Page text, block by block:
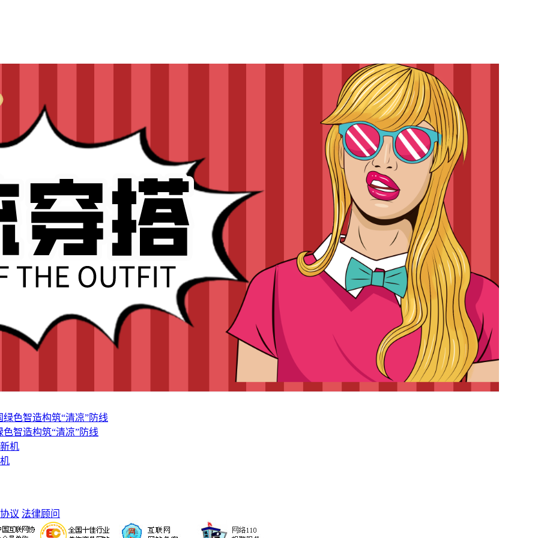
智造构筑“清凉”防线
议 法律顾问